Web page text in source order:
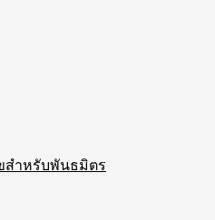
สำหรับพันธมิตร